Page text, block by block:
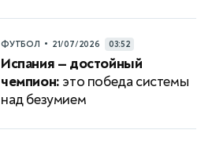
ФУТБОЛ • 21/07/2026 03:52
Испания — достойный
чемпион: это победа системы
над безумием